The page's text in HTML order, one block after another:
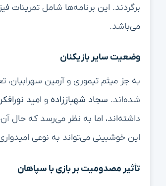
برگردند. این برنامه‌ها شامل
می‌باشد.
وضعیت سایر بازیکنان
به جز میثم تیموری و آرمین
شده‌اند. سجاد شهباززاده و امید
داشته‌اند، اما به نظر می‌رسد که حال
این خوشبینی می‌تواند به نوعی
تأثیر مصدومیت بر بازی با سپاهان